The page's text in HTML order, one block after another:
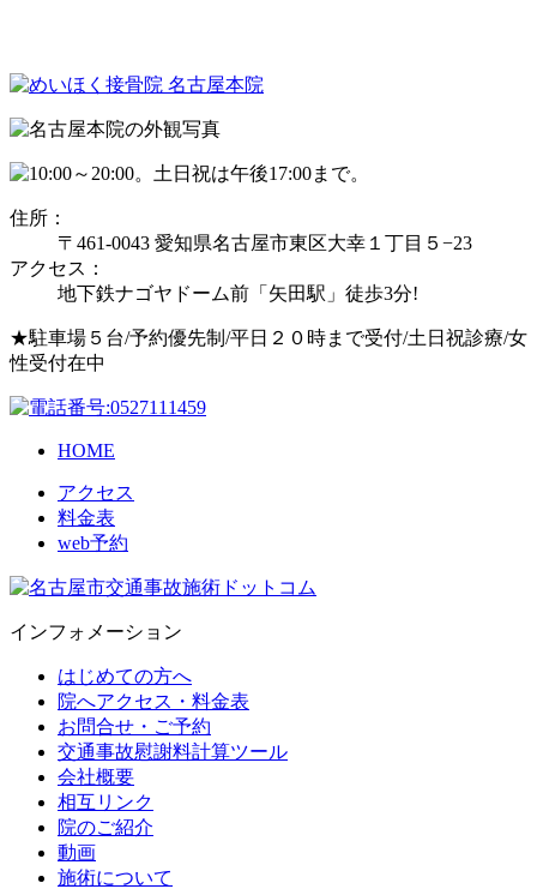
住所：
〒461-0043 愛知県名古屋市東区大幸１丁目５−23
アクセス：
地下鉄ナゴヤドーム前「矢田駅」徒歩3分!
★駐車場５台/予約優先制/平日２０時まで受付/土日祝診療/女
性受付在中
HOME
アクセス
料金表
web予約
インフォメーション
はじめての方へ
院へアクセス・料金表
お問合せ・ご予約
交通事故慰謝料計算ツール
会社概要
相互リンク
院のご紹介
動画
施術について